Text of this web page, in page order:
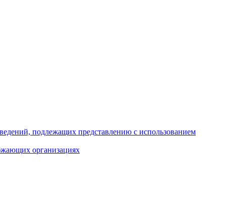
подлежащих представлению с использованием
организациях